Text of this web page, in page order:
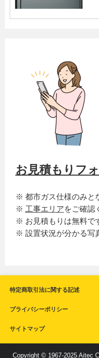
お見積もりフ
※ 都市ガス仕様のみと
※ 工事エリアをご確認
※ お見積もりは無料で
※ 設置状況が分かる写
特定商取引法に関する記述
プライバシーポリシー
サイトマップ
Copyright © 1967-2025 Aitec